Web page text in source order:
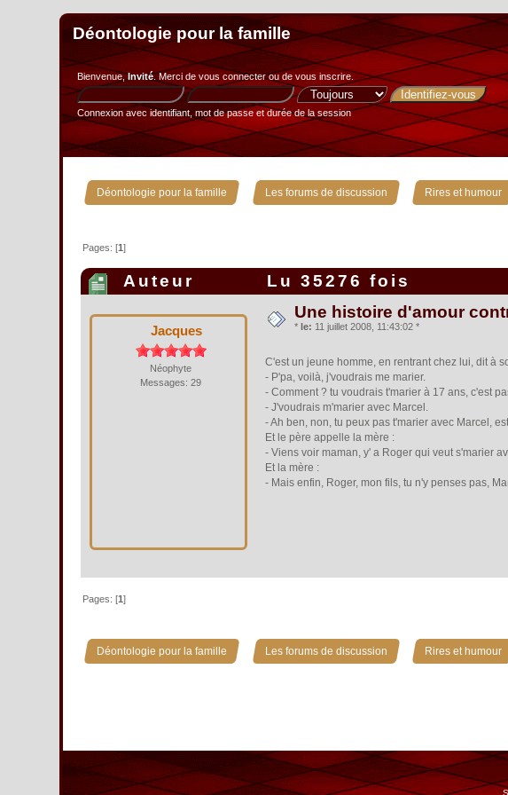
Déontologie pour la famille
Bienvenue,Invité. Merci devous connecterou devous inscrire.
Connexion avec identifiant, mot de passe et durée de la session
Déontologie pour la famille » Les forums de discussion » Rires et humour
Pages: [1]
Auteur Lu 35276 fois
Jacques
Néophyte
Messages: 29
Une histoire d'amour
* le: 11 juillet 2008, 11:43:02 *
C'est un jeune homme, en rentrant chez lui, dit à
- P'pa, voilà, j'voudrais me marier.
- Comment ? tu voudrais t'marier à 17 ans, c'est
- J'voudrais m'marier avec Marcel.
- Ah ben, non, tu peux pas t'marier avec Marcel,
Et le père appelle la mère :
- Viens voir maman, y' a Roger qui veut s'marier
Et la mère :
- Mais enfin, Roger, mon fils, tu n'y penses pas,
Pages: [1]
Déontologie pour la famille » Les forums de discussion » Rires et humour